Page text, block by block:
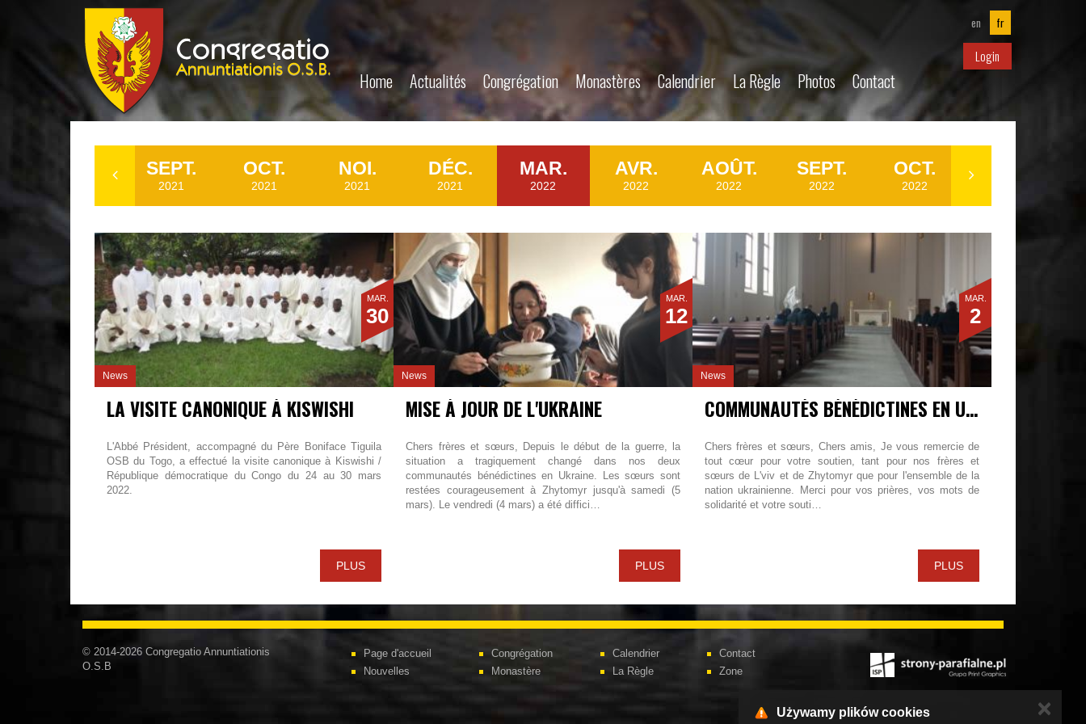
Home Actualités Congrégation Monastères Calendrier La Règle Photos Contact
en fr
Login
SEPT.
2021
OCT.
2021
NOI.
2021
DÉC.
2021
MAR.
2022
AVR.
2022
AOÛT.
2022
SEPT.
2022
OCT.
2022
MAR.
30
News
LA VISITE CANONIQUE À KISWISHI
L'Abbé Président, accompagné du Père Boniface Tiguila
OSB du Togo, a effectué la visite canonique à Kiswishi /
République démocratique du Congo du 24 au 30 mars
2022.
PLUS
MAR.
12
News
MISE À JOUR DE L'UKRAINE
Chers frères et sœurs, Depuis le début de la guerre, la
situation a tragiquement changé dans nos deux
communautés bénédictines en Ukraine. Les sœurs sont
restées courageusement à Zhytomyr jusqu'à samedi (5
mars). Le vendredi (4 mars) a été diffici…
PLUS
MAR.
2
News
COMMUNAUTÉS BÉNÉDICTINES EN UKRAINE
Chers frères et sœurs, Chers amis, Je vous remercie de
tout cœur pour votre soutien, tant pour nos frères et
sœurs de L'viv et de Zhytomyr que pour l'ensemble de la
nation ukrainienne. Merci pour vos prières, vos mots de
solidarité et votre souti…
PLUS
© 2014-2026 Congregatio Annuntiationis
O.S.B
Page d'accueil
Nouvelles
Congrégation
Monastère
Calendrier
La Règle
Contact
Zone
Używamy plików cookies ✕